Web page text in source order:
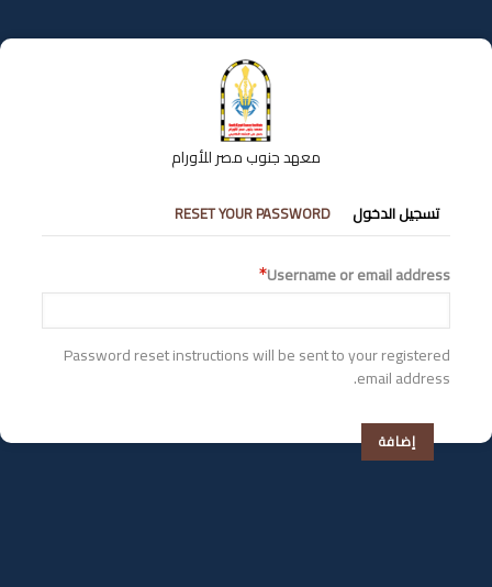
إلى
المحتوى
معهد جنوب مصر للأورام
التبويبات
الأساسية
تسجيل الدخول RESET YOUR PASSWORD
Username or email address
Password reset instructions will be sent to your registered
email address.